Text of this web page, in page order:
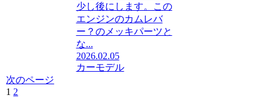
少し後にします。この
エンジンのカムレバ
ー？のメッキパーツと
な...
2026.02.05
カーモデル
次のページ
1 2